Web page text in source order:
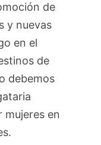
de
y nuevas
en el
de
debemos
en